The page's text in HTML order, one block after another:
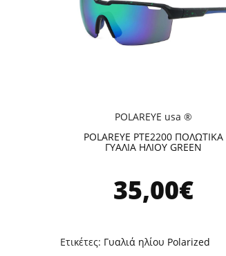
POLAREYE usa ®
POLAREYE PTE2200 ΠΟΛΩΤΙΚΑ
ΓΥΑΛΙΑ ΗΛΙΟΥ GREEN
35,00€
Ετικέτες: Γυαλιά ηλίου Polarized